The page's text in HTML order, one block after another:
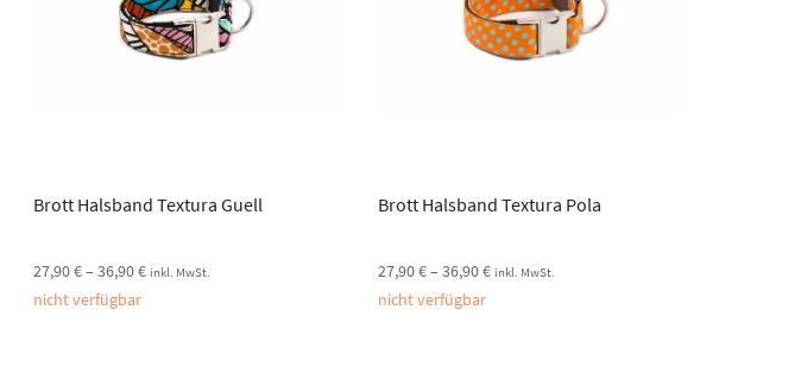
Brott Halsband Textura Guell
27,90€– 36,90€ inkl. MwSt.
nicht verfügbar
Brott Halsband Textura Pola
27,90€–36,90€ inkl. MwSt.
nicht verfügbar